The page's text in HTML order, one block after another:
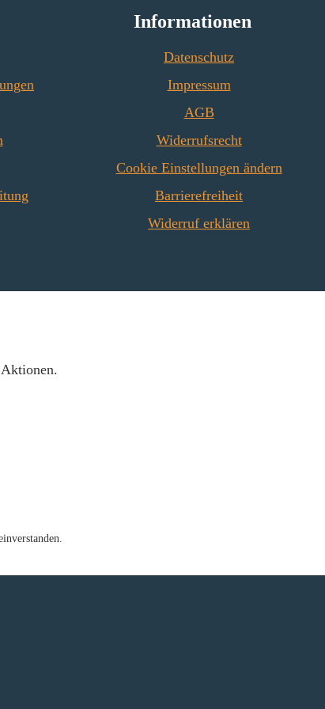
Informationen
Datenschutz
Impressum
AGB
Widerrufsrecht
Cookie Einstellungen ändern
Barrierefreiheit
Widerruf erklären